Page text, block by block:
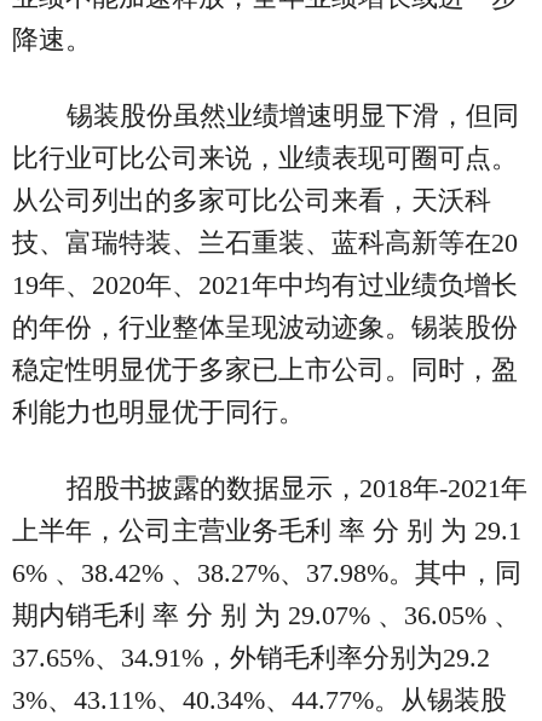
降速。
锡装股份虽然业绩增速明显下滑，但同
比行业可比公司来说，业绩表现可圈可点。
从公司列出的多家可比公司来看，天沃科
技、富瑞特装、兰石重装、蓝科高新等在20
19年、2020年、2021年中均有过业绩负增长
的年份，行业整体呈现波动迹象。锡装股份
稳定性明显优于多家已上市公司。同时，盈
利能力也明显优于同行。
招股书披露的数据显示，2018年-2021年
上半年，公司主营业务毛利 率 分 别 为 29.1
6% 、38.42% 、38.27%、37.98%。其中，同
期内销毛利 率 分 别 为 29.07% 、36.05% 、
37.65%、34.91%，外销毛利率分别为29.2
3%、43.11%、40.34%、44.77%。从锡装股